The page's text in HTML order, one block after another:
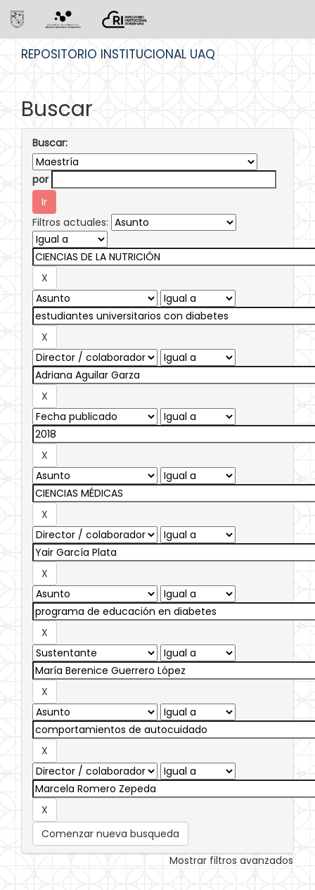
REPOSITORIO INSTITUCIONAL UAQ
Buscar
Buscar:
por
Filtros actuales:
Comenzar nueva busqueda
Mostrar filtros avanzados